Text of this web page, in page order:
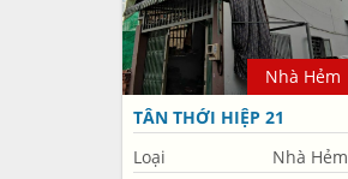
Nhà Hẻm
TÂN THỚI HIỆP 21
Loại
Nhà Hẻm